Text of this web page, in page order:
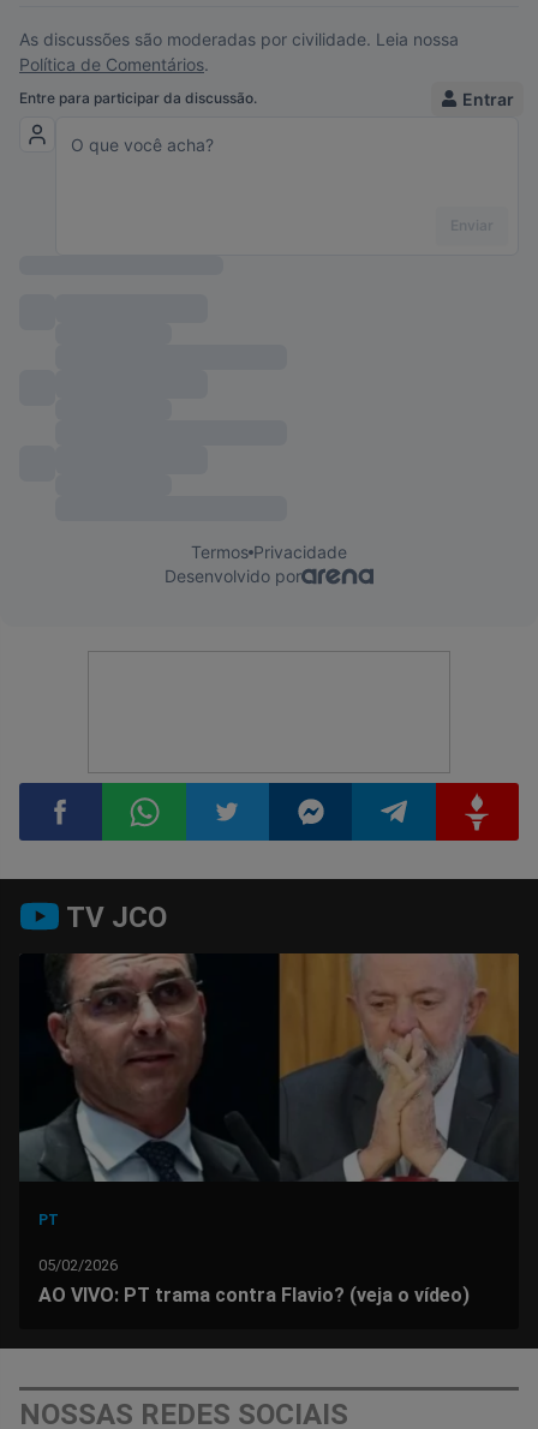
no
Facebook
no
WhatsappTwitter
no
Messenger
no
Telegram
no
Gettr
TV JCO
PT
05/02/2026
AO VIVO: PT trama contra Flavio? (veja o vídeo)
NOSSAS REDES SOCIAIS